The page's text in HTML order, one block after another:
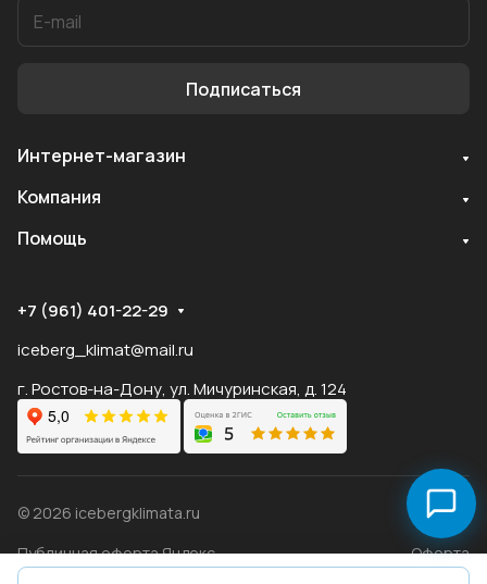
Подписаться
Интернет-магазин
Компания
Помощь
+7 (961) 401-22-29
iceberg_klimat@mail.ru
г. Ростов-на-Дону, ул. Мичуринская, д. 124
© 2026 icebergklimata.ru
Публичная оферта Яндекс
Пэй
Оферта